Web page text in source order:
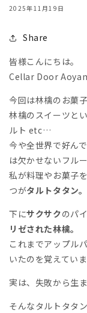
2025年11月19日
Share
皆様こんにちは。
Cellar Door
今回は林檎のお菓子
林檎のスイーツと
ルト etc…
今や全世界で好ん
は欠かせないフル
私が料理やお菓子
つがタルトタタン。
下にサクサクのパ
リゼされた林檎。
これまでアップル
いたのを覚えていま
実は、失敗から生
そんなタルトタタ